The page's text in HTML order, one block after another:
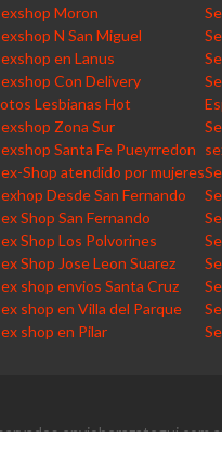
Moron
N San Miguel
en Lanus
Con Delivery
Lesbianas Hot
Zona Sur
Santa Fe Pueyrredon
Shop atendido por mujeres
Desde San Fernando
Shop San Fernando
Shop Los Polvorines
Shop Jose Leon Suarez
shop envios Santa Cruz
shop en Villa del Parque
shop en Pilar